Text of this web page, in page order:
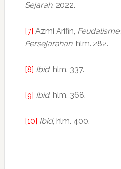
Sejarah, 2022.
[7] Azmi Arifin,
Persejarahan, hlm. 282.
[8] Ibid, hlm. 337.
[9] Ibid, hlm. 368.
[10] Ibid, hlm. 400.